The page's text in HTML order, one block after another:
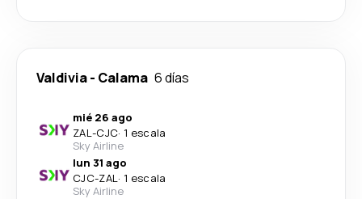
Valdivia- Calama 6 días
mié 26 ago
ZAL-CJC· 1 escala
Sky Airline
lun 31 ago
CJC-ZAL· 1 escala
Sky Airline